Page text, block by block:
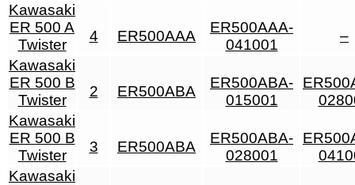
Kawasaki
ER 500 A
Twister
4 ER500AAA
ER500AAA-
041001
–
Kawasaki
ER 500 B
Twister
2 ER500ABA
ER500ABA-
015001
Kawasaki
ER 500 B
Twister
3 ER500ABA
ER500ABA-
028001
Kawasaki